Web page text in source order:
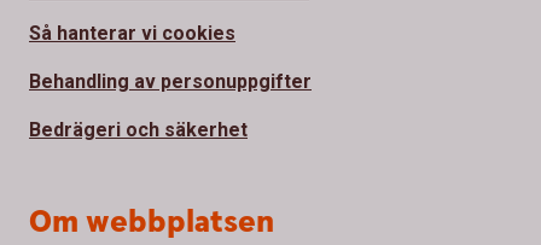
Så hanterar vi cookies
Behandling av personuppgifter
Bedrägeri och säkerhet
Om webbplatsen